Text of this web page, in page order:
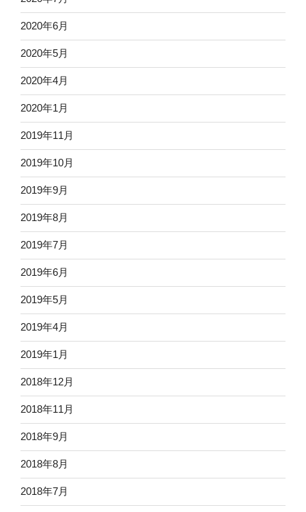
2020年6月
2020年5月
2020年4月
2020年1月
2019年11月
2019年10月
2019年9月
2019年8月
2019年7月
2019年6月
2019年5月
2019年4月
2019年1月
2018年12月
2018年11月
2018年9月
2018年8月
2018年7月